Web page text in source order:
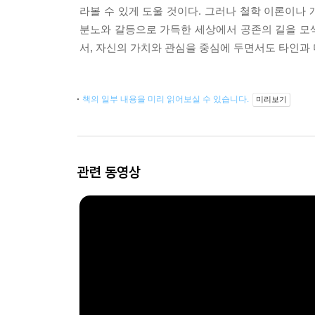
라볼 수 있게 도울 것이다. 그러나 철학 이론이나
분노와 갈등으로 가득한 세상에서 공존의 길을
서, 자신의 가치와 관심을 중심에 두면서도 타인과
책의 일부 내용을 미리 읽어보실 수 있습니다. 미리보기
관련 동영상